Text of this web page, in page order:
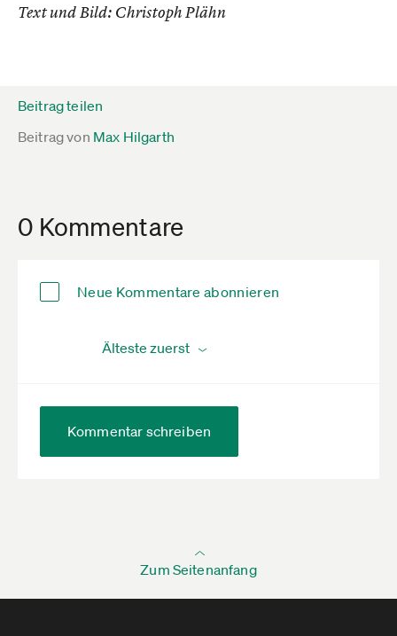
Text und Bild: Christoph Plähn
Beitrag teilen
Beitrag von Max Hilgarth
0 Kommentare
Neue Kommentare abonnieren
Kommentar schreiben
Zum Seitenanfang